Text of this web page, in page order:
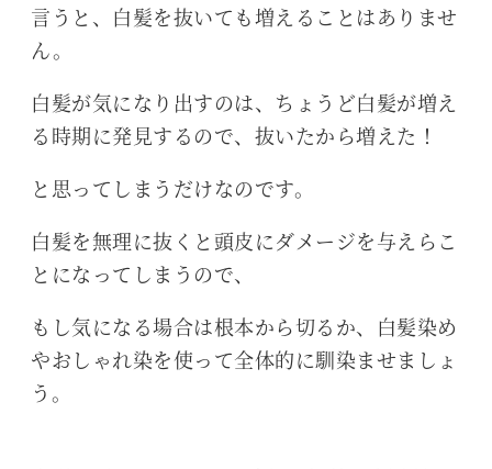
言うと、白髪を抜いても増えることはありませ
ん。
白髪が気になり出すのは、ちょうど白髪が増え
る時期に発見するので、抜いたから増えた！
と思ってしまうだけなのです。
白髪を無理に抜くと頭皮にダメージを与えらこ
とになってしまうので、
もし気になる場合は根本から切るか、白髪染め
やおしゃれ染を使って全体的に馴染ませましょ
う。